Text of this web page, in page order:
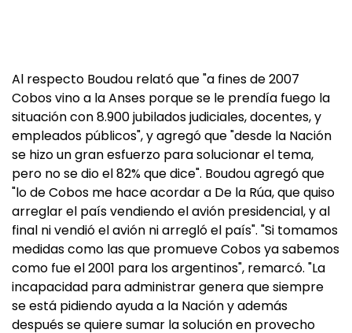
Al respecto Boudou relató que "a fines de 2007
Cobos vino a la Anses porque se le prendía fuego la
situación con 8.900 jubilados judiciales, docentes, y
empleados públicos", y agregó que "desde la Nación
se hizo un gran esfuerzo para solucionar el tema,
pero no se dio el 82% que dice". Boudou agregó que
"lo de Cobos me hace acordar a De la Rúa, que quiso
arreglar el país vendiendo el avión presidencial, y al
final ni vendió el avión ni arregló el país". "Si tomamos
medidas como las que promueve Cobos ya sabemos
como fue el 2001 para los argentinos", remarcó. "La
incapacidad para administrar genera que siempre
se está pidiendo ayuda a la Nación y además
después se quiere sumar la solución en provecho